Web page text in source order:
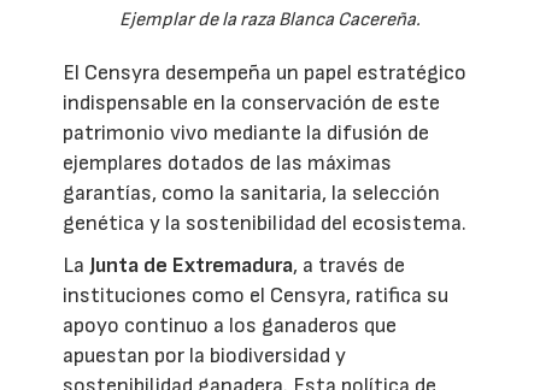
Ejemplar de la raza Blanca Cacereña.
El Censyra desempeña un papel estratégico
indispensable en la conservación de este
patrimonio vivo mediante la difusión de
ejemplares dotados de las máximas
garantías, como la sanitaria, la selección
genética y la sostenibilidad del ecosistema.
La Junta de Extremadura, a través de
instituciones como el Censyra, ratifica su
apoyo continuo a los ganaderos que
apuestan por la biodiversidad y